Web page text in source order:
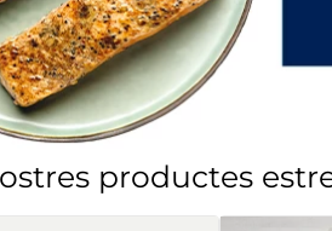
productes